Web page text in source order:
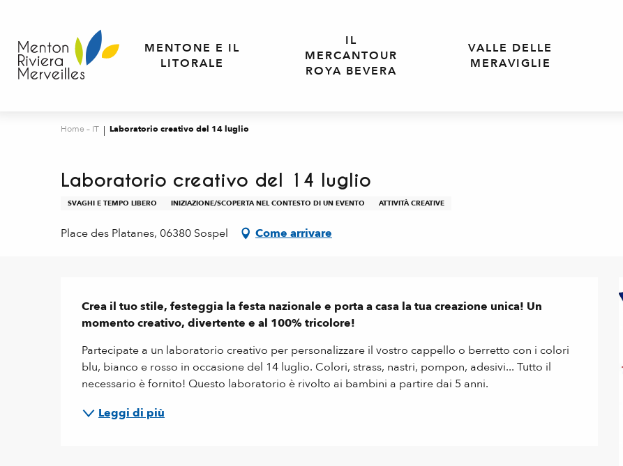
contenu
principal
MENTONE E IL
LITORALE
IL
MERCANTOUR
ROYA BEVERA
VALLE DELLE
MERAVIGLIE
Home – IT Laboratorio creativo del 14 luglio
Laboratorio creativo del 14 luglio
SVAGHI E TEMPO LIBERO INIZIAZIONE/SCOPERTA NEL CONTESTO DI UN EVENTO ATTIVITÀ CREATIVE
Place des Platanes, 06380 Sospel Come arrivare
Descrizione
Crea il tuo stile, festeggia la festa nazionale e porta a casa la tua creazione unica! Un
momento creativo, divertente e al 100% tricolore!
Partecipate a un laboratorio creativo per personalizzare il vostro cappello o berretto con i colori
blu, bianco e rosso in occasione del 14 luglio. Colori, strass, nastri, pompon, adesivi... Tutto il
necessario è fornito! Questo laboratorio è rivolto ai bambini a partire dai 5 anni.
Leggi di più